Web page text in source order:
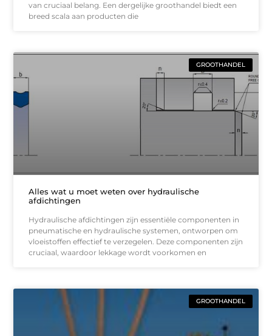
van cruciaal belang. Een dergelijke groothandel biedt een
breed scala aan producten die
GROOTHANDEL
Alles wat u moet weten over hydraulische
afdichtingen
Hydraulische afdichtingen zijn essentiële componenten in
pneumatische en hydraulische systemen, ontworpen om
vloeistoffen effectief te verzegelen. Deze componenten zijn
cruciaal, waardoor lekkage wordt voorkomen en
GROOTHANDEL